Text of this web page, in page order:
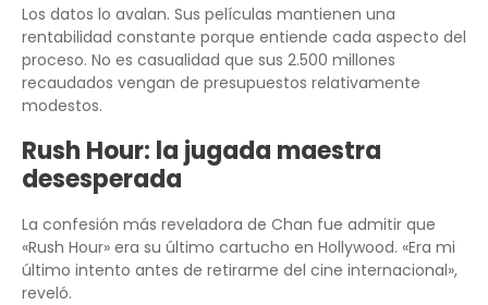
Los datos lo avalan. Sus películas mantienen una
rentabilidad constante porque entiende cada aspecto del
proceso. No es casualidad que sus 2.500 millones
recaudados vengan de presupuestos relativamente
modestos.
Rush Hour: la jugada maestra
desesperada
La confesión más reveladora de Chan fue admitir que
«Rush Hour» era su último cartucho en Hollywood. «Era mi
último intento antes de retirarme del cine internacional»,
reveló.